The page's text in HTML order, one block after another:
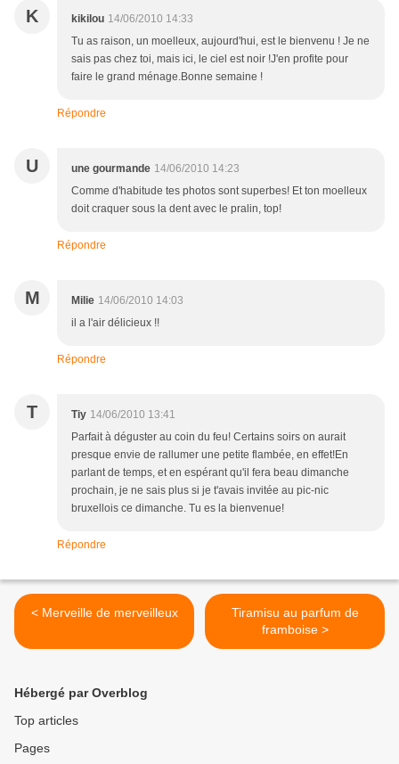
K kikilou 14/06/2010 14:33
Tu as raison, un moelleux, aujourd'hui, est le bienvenu ! Je ne
sais pas chez toi, mais ici, le ciel est noir !J'en profite pour
faire le grand ménage.Bonne semaine !
Répondre
U une gourmande 14/06/2010 14:23
Comme d'habitude tes photos sont superbes! Et ton moelleux
doit craquer sous la dent avec le pralin, top!
Répondre
M Milie 14/06/2010 14:03
il a l'air délicieux !!
Répondre
T Tiy 14/06/2010 13:41
Parfait à déguster au coin du feu! Certains soirs on aurait
presque envie de rallumer une petite flambée, en effet!En
parlant de temps, et en espérant qu'il fera beau dimanche
prochain, je ne sais plus si je t'avais invitée au pic-nic
bruxellois ce dimanche. Tu es la bienvenue!
Répondre
< Merveille de merveilleux
Tiramisu au parfum de
framboise >
Hébergé par Overblog
Top articles
Pages